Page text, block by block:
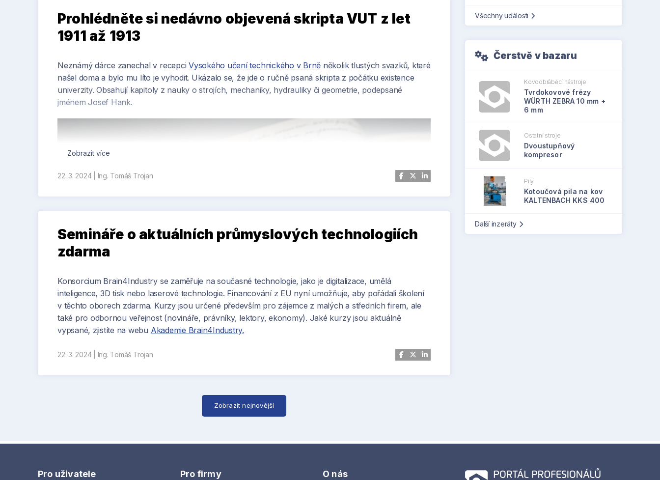
Prohlédněte si nedávno objevená skripta VUT z let
1911 až 1913
Neznámý dárce zanechal v recepciVysokého učení technického v Brně několik tlustých svazků, které
našel doma a bylo mu líto je vyhodit. Ukázalo se, že jde o ručně psaná skripta z počátku existence
univerzity. Obsahují kapitoly z nauky o strojích, mechaniky, hydrauliky či geometrie, podepsané
jménem Josef Hank.
Foto: VUT, Václav Koníček
Zobrazit více
22. 3. 2024| Ing. Tomáš Trojan
Semináře o aktuálních průmyslových technologiích
zdarma
Konsorcium Brain4Industry se zaměřuje na současné technologie, jako je digitalizace, umělá
inteligence, 3D tisk nebo laserové technologie. Financování z EU nyní umožňuje, aby pořádali školení
v těchto oborech zdarma. Kurzy jsou určené především pro zájemce z malých a středních firem, ale
také pro odbornou veřejnost (novináře, právníky, lektory, ekonomy). Jaké kurzy jsou aktuálně
vypsané, zjistíte na webu Akademie Brain4Industry.
22. 3. 2024| Ing. Tomáš Trojan
Zobrazit nejnovější
Všechny události
Čerstvě v bazaru
Kovoobráběcí nástroje
Tvrdokovové frézy
WÜRTH ZEBRA 10 mm +
6 mm
Ostatní stroje
Dvoustupňový
kompresor
Pily
Kotoučová pila na kov
KALTENBACH KKS 400
Další inzeráty
Pro uživatele Pro firmy O nás